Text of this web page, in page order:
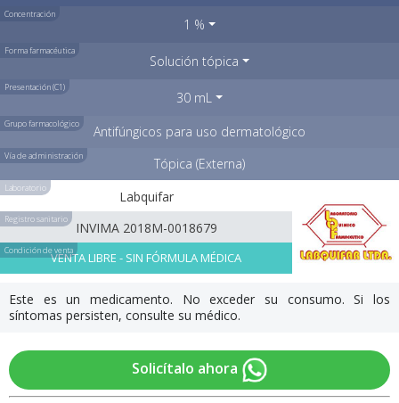
Concentración
1 %
Forma farmacéutica
Solución tópica
Presentación (C1)
30 mL
Grupo farmacológico Antifúngicos para uso dermatológico
Vía de administración Tópica (Externa)
Laboratorio
Labquifar
Registro sanitario
INVIMA 2018M-0018679
Condición de ventaVENTA LIBRE - SIN FÓRMULA MÉDICA
Este es un medicamento. No exceder su consumo. Si los
síntomas persisten, consulte su médico.
Solicítalo ahora